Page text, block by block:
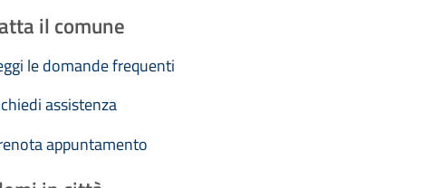
il comune
le domande frequenti
assistenza
appuntamento